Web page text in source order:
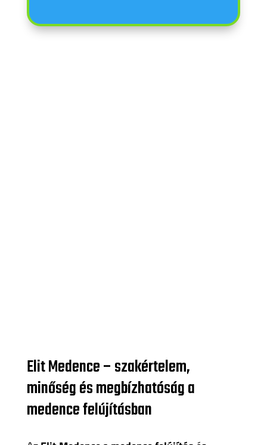
Elit Medence – szakértelem,
minőség és megbízhatóság a
medence felújításban